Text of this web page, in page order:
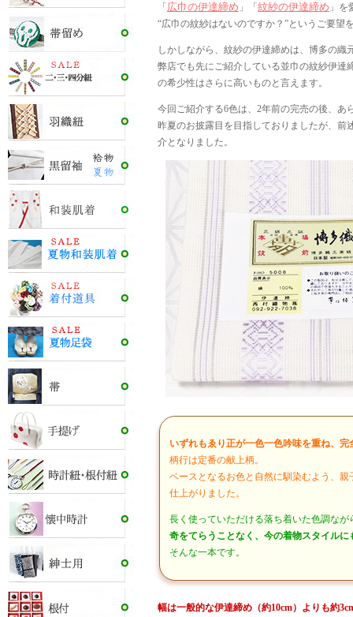
「 広巾の伊達締め 」「 紋紗の伊達締め 」を
“広巾の紋紗はないのですか？”というご要望
しかしながら、紋紗の伊達締めは、博多の
弊店でも先にご紹介している並巾の紋紗伊達
の希少性はさらに高いものと言えます。
今回ご紹介する6色は、2年前の完売の後、
昨夏のお披露目を目指しておりましたが、
介となりました。
いずれもゑり正が一色一色吟味を重ね、
柄行は定番の献上柄。
ベースとなるお色と自然に馴染むよう、
仕上がりました。
長く使っていただける落ち着いた色調な
奇をてらうことなく、今の着物スタイル
そんな一本です。
幅は一般的な伊達締め（約10cm）よりも約